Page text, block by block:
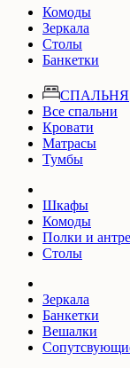
Комоды
Зеркала
Столы
Банкетки
СПАЛЬНЯ
Все спальни
Кровати
Матрасы
Тумбы
Шкафы
Комоды
Полки и
Столы
Зеркала
Банкетки
Вешалки